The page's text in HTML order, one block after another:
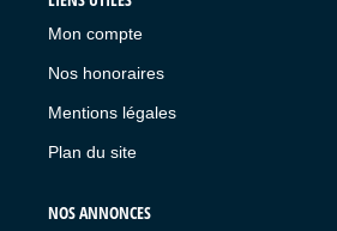
Mon compte
Nos honoraires
Mentions légales
Plan du site
NOS ANNONCES